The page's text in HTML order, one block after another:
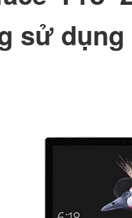
sử dụng